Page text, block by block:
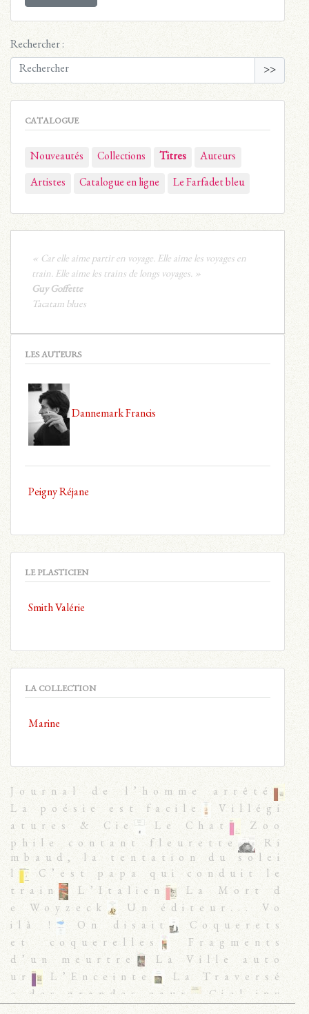
Rechercher :
>>
CATALOGUE
Nouveautés Collections Titres Auteurs
Artistes Catalogue en ligne Le Farfadet bleu
« Car elle aime partir en voyage. Elle aime les voyages en
train. Elle aime les trains de longs voyages. »
Guy Goffette
Tacatam blues
LES AUTEURS
Dannemark Francis
Peigny Réjane
LE PLASTICIEN
Smith Valérie
LA COLLECTION
Marine
Journal de l’homme arrêté
La poésie est facile
Villégi
atures & Cie
Le Chat
Zoo
phile contant fleurette
Ri
mbaud, la tentation du solei
l
C’est papa qui conduit le
train
L’Italien
La Mort d
e Woyzeck
Un éditeur... Vo
ilà !
On disait
Coquerets
et coquerelles
Fragments
d’un meurtre
La Ville auto
ur
L’Enceinte
La Traversé
e des grandes eaux
Ciel inv